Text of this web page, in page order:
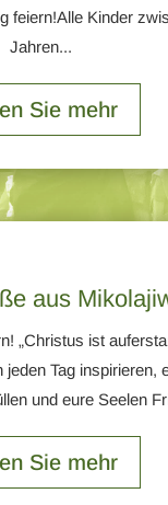
feiern!Alle Kinder
Jahren...
Sie mehr
aus
„Christus ist
Tag inspirieren,
und eure Seelen
Sie mehr